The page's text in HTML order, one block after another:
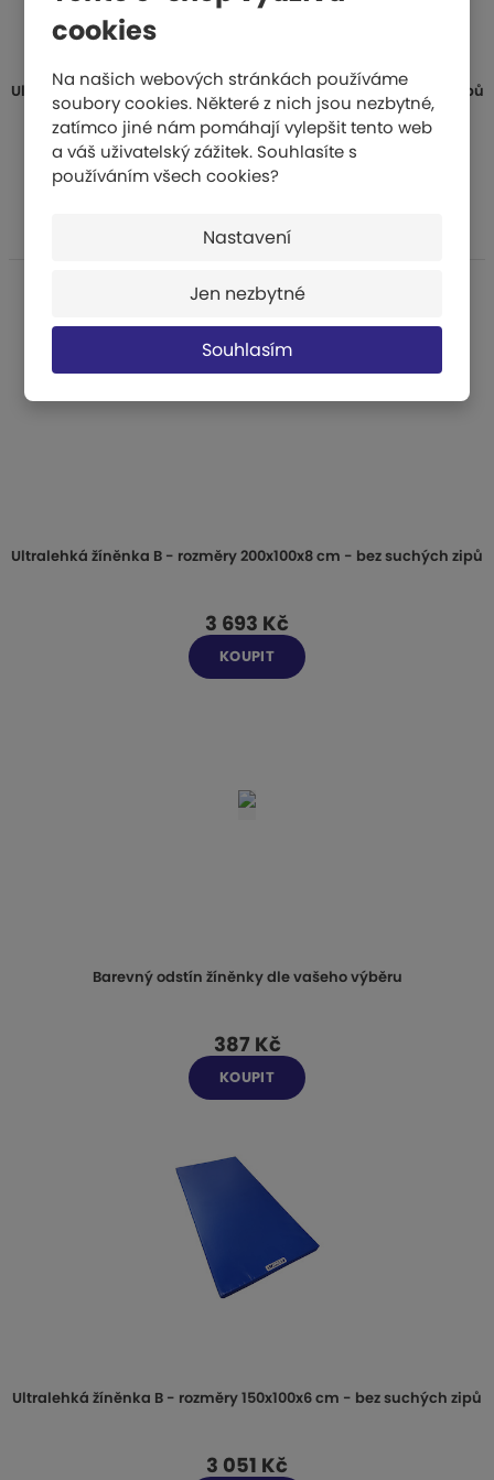
cookies
Na našich webových stránkách používáme
soubory cookies. Některé z nich jsou nezbytné,
zatímco jiné nám pomáhají vylepšit tento web
a váš uživatelský zážitek. Souhlasíte s
používáním všech cookies?
Nastavení
Jen nezbytné
Souhlasím
Ultralehká žíněnka A - rozměry 200x100x8 cm - bez suchých zipů
5 602 Kč
Ultralehká žíněnka B - rozměry 200x100x8 cm - bez suchých zipů
3 693 Kč
KOUPIT
Barevný odstín žíněnky dle vašeho výběru
387 Kč
KOUPIT
Ultralehká žíněnka B - rozměry 150x100x6 cm - bez suchých zipů
3 051 Kč